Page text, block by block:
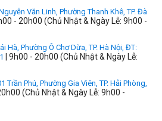
Văn Linh, Phường Thanh Khê, TP. Đà
- 20h00 (Chủ Nhật & Ngày Lễ: 9h00 -
Hà, Phường Ô Chợ Dừa, TP. Hà Nội, ĐT:
| 9h00 - 20h00 (Chủ Nhật & Ngày Lễ:
Trần Phú, Phường Gia Viên, TP. Hải Phòng,
(Chủ Nhật & Ngày Lễ: 9h00 -